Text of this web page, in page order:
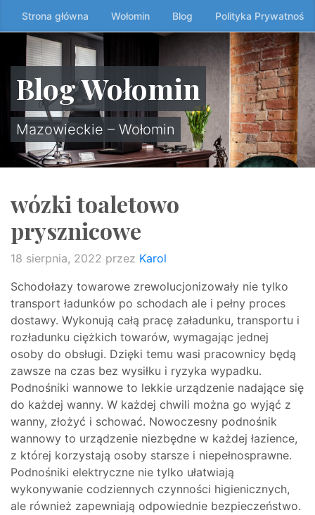
Przeskocz
do
treści
↷
Strona główna Wołomin Blog Polityka Prywatności
Blog Wołomin
Mazowieckie – Wołomin
wózki toaletowo
prysznicowe
18 sierpnia, 2022 przez Karol
Schodołazy towarowe zrewolucjonizowały nie tylko
transport ładunków po schodach ale i pełny proces
dostawy. Wykonują całą pracę załadunku, transportu i
rozładunku ciężkich towarów, wymagając jednej
osoby do obsługi. Dzięki temu wasi pracownicy będą
zawsze na czas bez wysiłku i ryzyka wypadku.
Podnośniki wannowe to lekkie urządzenie nadające się
do każdej wanny. W każdej chwili można go wyjąć z
wanny, złożyć i schować. Nowoczesny podnośnik
wannowy to urządzenie niezbędne w każdej łazience,
z której korzystają osoby starsze i niepełnosprawne.
Podnośniki elektryczne nie tylko ułatwiają
wykonywanie codziennych czynności higienicznych,
ale również zapewniają odpowiednie bezpieczeństwo.